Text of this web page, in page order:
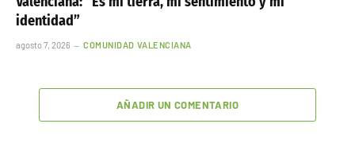
identidad”
agosto 7, 2026 COMUNIDAD VALENCIANA
AÑADIR UN COMENTARIO